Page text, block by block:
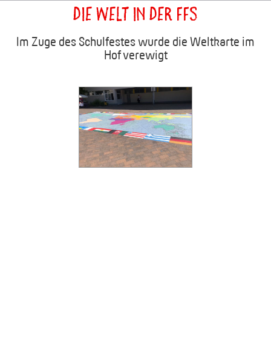
Die Welt in der FFS
Im Zuge des Schulfestes wurde die Weltkarte im
Hof verewigt